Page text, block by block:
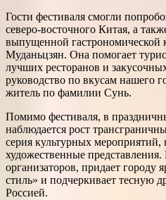
Гости фестиваля смогли
северо-восточного Китая, а
выпущенной гастрономической
Муданьцзян. Она помогает
лучших ресторанов и
руководство по вкусам нашего
житель по фамилии Сунь.
Помимо фестиваля, в
наблюдается рост
серия культурных мероприятий,
художественные
организаторов, придает
стиль» и подчеркивает тесную
Россией.